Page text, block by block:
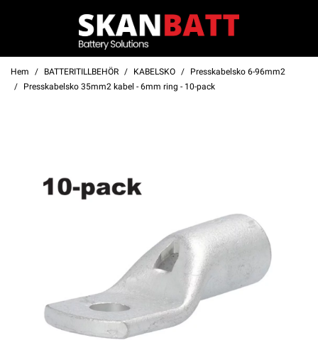
Hem BATTERITILLBEHÖR KABELSKO
Presskabelsko 6-96mm2
Presskabelsko 35mm2 kabel - 6mm ring - 10-pack